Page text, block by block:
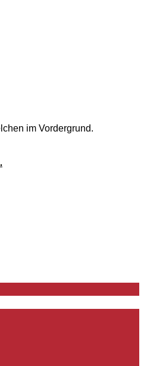
im Vordergrund.
.